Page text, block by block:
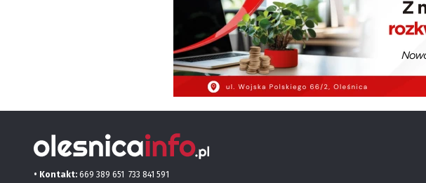
• Kontakt: 669 389 651 733 841 591